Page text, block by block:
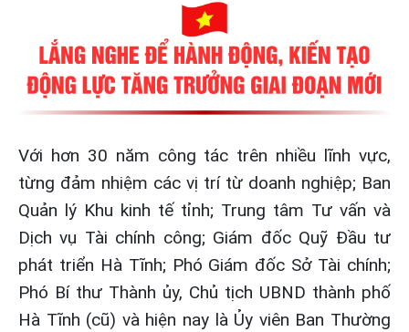
Với hơn 30 năm công tác trên nhiều lĩnh vực,
từng đảm nhiệm các vị trí từ doanh nghiệp; Ban
Quản lý Khu kinh tế tỉnh; Trung tâm Tư vấn và
Dịch vụ Tài chính công; Giám đốc Quỹ Đầu tư
phát triển Hà Tĩnh; Phó Giám đốc Sở Tài chính;
Phó Bí thư Thành ủy, Chủ tịch UBND thành phố
Hà Tĩnh (cũ) và hiện nay là Ủy viên Ban Thường